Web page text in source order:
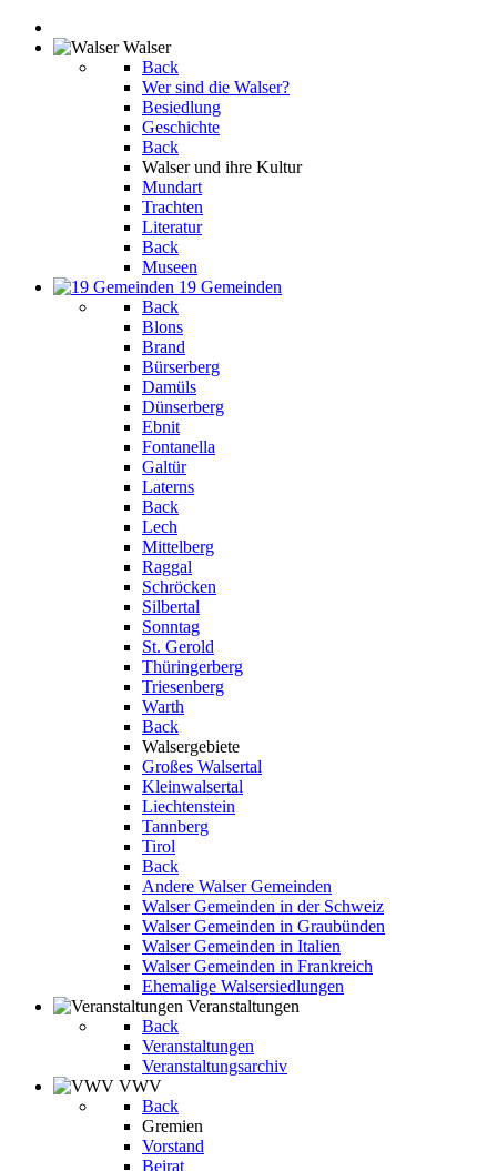
Walser
Back
Wer sind die Walser?
Besiedlung
Geschichte
Back
Walser und ihre Kultur
Mundart
Trachten
Literatur
Back
Museen
19 Gemeinden
Back
Blons
Brand
Bürserberg
Damüls
Dünserberg
Ebnit
Fontanella
Galtür
Laterns
Back
Lech
Mittelberg
Raggal
Schröcken
Silbertal
Sonntag
St. Gerold
Thüringerberg
Triesenberg
Warth
Back
Walsergebiete
Großes Walsertal
Kleinwalsertal
Liechtenstein
Tannberg
Tirol
Back
Andere Walser Gemeinden
Walser Gemeinden in der Schweiz
Walser Gemeinden in Graubünden
Walser Gemeinden in Italien
Walser Gemeinden in Frankreich
Ehemalige Walsersiedlungen
Veranstaltungen
Back
Veranstaltungen
Veranstaltungsarchiv
VWV
Back
Gremien
Vorstand
Beirat